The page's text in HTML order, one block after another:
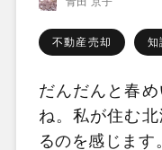
不動産売却 知
だんだんと春
ね。私が住む
るのを感じます